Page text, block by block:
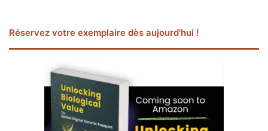
Réservez votre exemplaire dès aujourd'hui !